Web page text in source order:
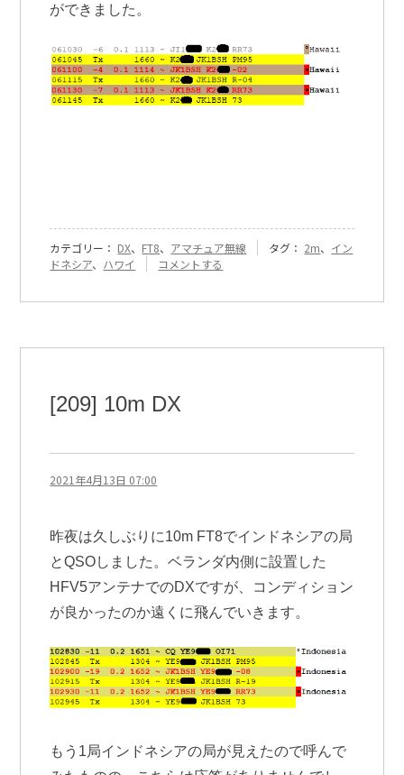
ができました。
カテゴリー： DX、 FT8、 アマチュア無線 タグ： 2m、 イン
ドネシア、 ハワイ
『[321]
で
DX』
に
コメントする
[209] 10m DX
2021年4月13日 07:00
昨夜は久しぶりに10m FT8でインドネシアの局
とQSOしました。ベランダ内側に設置した
HFV5アンテナでのDXですが、コンディション
が良かったのか遠くに飛んでいきます。
もう1局インドネシアの局が見えたので呼んで